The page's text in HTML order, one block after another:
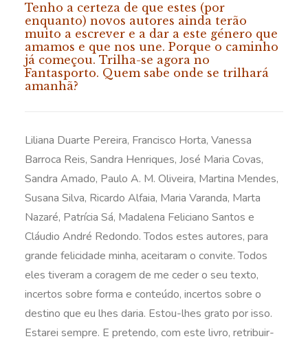
Tenho a certeza de que estes (por
enquanto) novos autores ainda terão
muito a escrever e a dar a este género que
amamos e que nos une. Porque o caminho
já começou. Trilha-se agora no
Fantasporto. Quem sabe onde se trilhará
amanhã?
Liliana Duarte Pereira, Francisco Horta, Vanessa
Barroca Reis, Sandra Henriques, José Maria Covas,
Sandra Amado, Paulo A. M. Oliveira, Martina Mendes,
Susana Silva, Ricardo Alfaia, Maria Varanda, Marta
Nazaré, Patrícia Sá, Madalena Feliciano Santos e
Cláudio André Redondo. Todos estes autores, para
grande felicidade minha, aceitaram o convite. Todos
eles tiveram a coragem de me ceder o seu texto,
incertos sobre forma e conteúdo, incertos sobre o
destino que eu lhes daria. Estou-lhes grato por isso.
Estarei sempre. E pretendo, com este livro, retribuir-